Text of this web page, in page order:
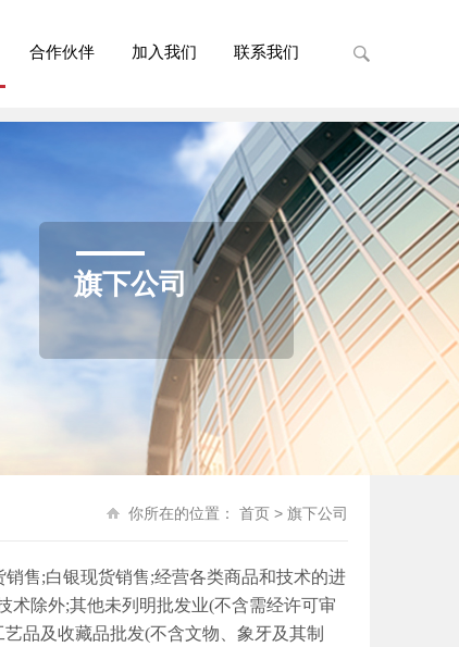
合作伙伴 加入我们 联系我们
旗下公司
你所在的位置： 首页 > 旗下公司
销售;白银现货销售;经营各类商品和技术的进
术除外;其他未列明批发业(不含需经许可审
品及收藏品批发(不含文物、象牙及其制